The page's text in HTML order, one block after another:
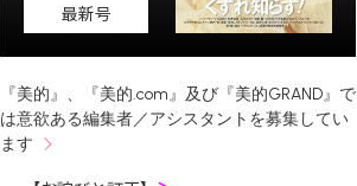
最新号
『美的』、『美的.com』及び『美的GRAND』で
は意欲ある編集者／アシスタントを募集してい
ます